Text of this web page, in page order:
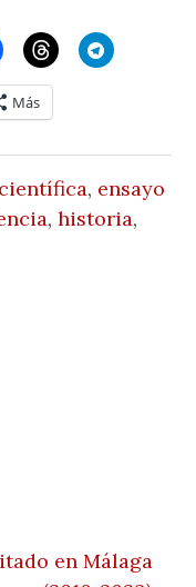
Más
, ensayo
,historia,
en Málaga